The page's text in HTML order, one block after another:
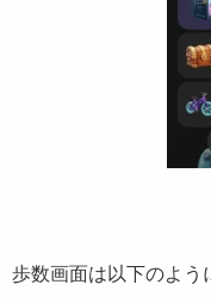
歩数画面は以下のよう